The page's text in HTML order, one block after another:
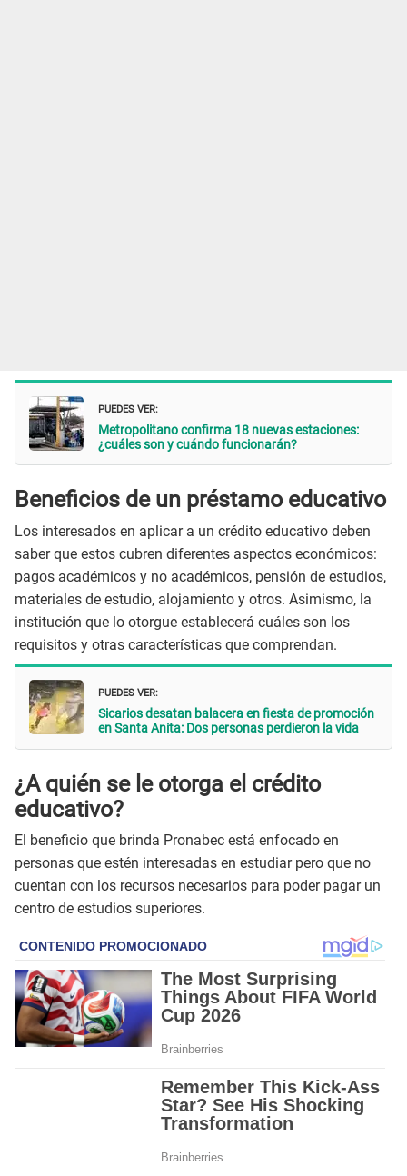
PUEDES VER:
Metropolitano confirma 18 nuevas estaciones:
¿cuáles son y cuándo funcionarán?
Beneficios de un préstamo educativo
Los interesados en aplicar a un crédito educativo deben
saber que estos cubren diferentes aspectos económicos:
pagos académicos y no académicos, pensión de estudios,
materiales de estudio, alojamiento y otros. Asimismo, la
institución que lo otorgue establecerá cuáles son los
requisitos y otras características que comprendan.
PUEDES VER:
Sicarios desatan balacera en fiesta de promoción
en Santa Anita: Dos personas perdieron la vida
¿A quién se le otorga el crédito
educativo?
El beneficio que brinda Pronabec está enfocado en
personas que estén interesadas en estudiar pero que no
cuentan con los recursos necesarios para poder pagar un
centro de estudios superiores.